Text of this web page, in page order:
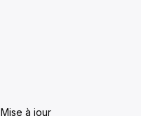
Mise à jour